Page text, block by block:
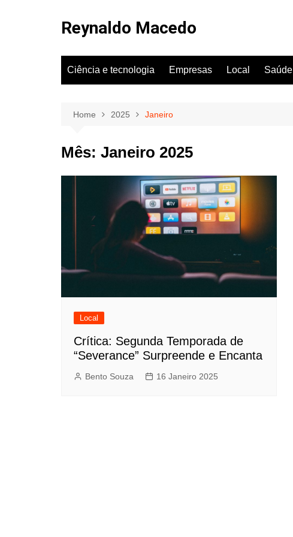
Reynaldo Macedo
Ciência e tecnologia Empresas Local Saúde
Home 2025 Janeiro
Mês: Janeiro 2025
Local
Crítica: Segunda Temporada de
“Severance” Surpreende e Encanta
Bento Souza 16 Janeiro 2025